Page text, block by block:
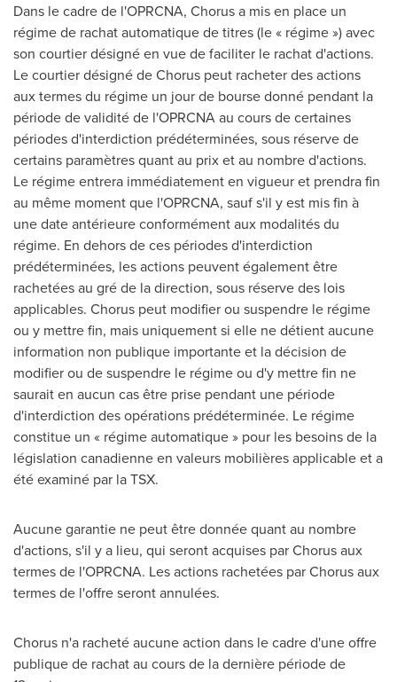
Dans le cadre de l'OPRCNA, Chorus a mis en place un
régime de rachat automatique de titres (le « régime ») avec
son courtier désigné en vue de faciliter le rachat d'actions.
Le courtier désigné de Chorus peut racheter des actions
aux termes du régime un jour de bourse donné pendant la
période de validité de l'OPRCNA au cours de certaines
périodes d'interdiction prédéterminées, sous réserve de
certains paramètres quant au prix et au nombre d'actions.
Le régime entrera immédiatement en vigueur et prendra fin
au même moment que l'OPRCNA, sauf s'il y est mis fin à
une date antérieure conformément aux modalités du
régime. En dehors de ces périodes d'interdiction
prédéterminées, les actions peuvent également être
rachetées au gré de la direction, sous réserve des lois
applicables. Chorus peut modifier ou suspendre le régime
ou y mettre fin, mais uniquement si elle ne détient aucune
information non publique importante et la décision de
modifier ou de suspendre le régime ou d'y mettre fin ne
saurait en aucun cas être prise pendant une période
d'interdiction des opérations prédéterminée. Le régime
constitue un « régime automatique » pour les besoins de la
législation canadienne en valeurs mobilières applicable et a
été examiné par la TSX.
Aucune garantie ne peut être donnée quant au nombre
d'actions, s'il y a lieu, qui seront acquises par Chorus aux
termes de l'OPRCNA. Les actions rachetées par Chorus aux
termes de l'offre seront annulées.
Chorus n'a racheté aucune action dans le cadre d'une offre
publique de rachat au cours de la dernière période de